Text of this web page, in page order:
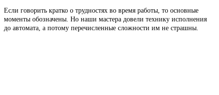
Если говорить кратко о трудностях во время работы, то основные
моменты обозначены. Но наши мастера довели технику исполнения
до автомата, а потому перечисленные сложности им не страшны.